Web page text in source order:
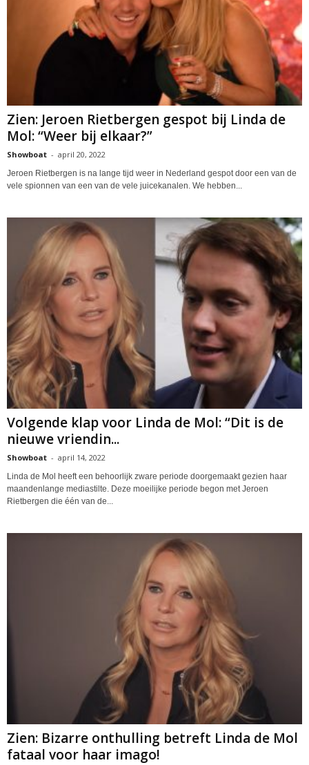
Zien: Jeroen Rietbergen gespot bij Linda de
Mol: “Weer bij elkaar?”
Showboat - april 20, 2022
Jeroen Rietbergen is na lange tijd weer in Nederland gespot door een van de
vele spionnen van een van de vele juicekanalen. We hebben...
Volgende klap voor Linda de Mol: “Dit is de
nieuwe vriendin...
Showboat - april 14, 2022
Linda de Mol heeft een behoorlijk zware periode doorgemaakt gezien haar
maandenlange mediastilte. Deze moeilijke periode begon met Jeroen
Rietbergen die één van de...
Zien: Bizarre onthulling betreft Linda de Mol
fataal voor haar imago!